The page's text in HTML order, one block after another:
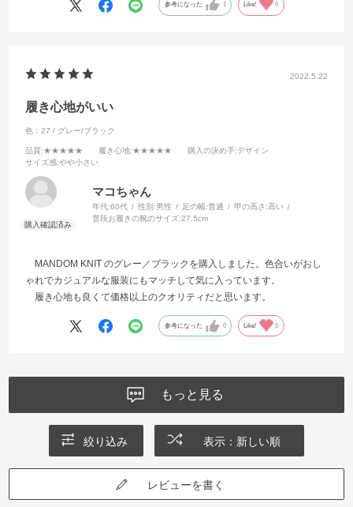
参考になった 1 Like! 0
2022.5.22
履き心地がいい
色：27 / グレー/ブラック
品質:★★★★★ 履き心地:★★★★★ 購入の決め手:デザイン
サイズ感:やや小さい
マコちゃん
年代:60代 性別:男性 足の幅:普通 甲の高さ:高い
普段お履きの靴のサイズ:27.5cm
MANDOM KNIT のグレー／ブラックを購入しました。色合いがおし
ゃれでカジュアルな服装にもマッチして気に入っています。
履き心地も良くて価格以上のクオリティだと思います。
参考になった 0 Like! 0
もっと見る
絞り込み 表示：新しい順
レビューを書く